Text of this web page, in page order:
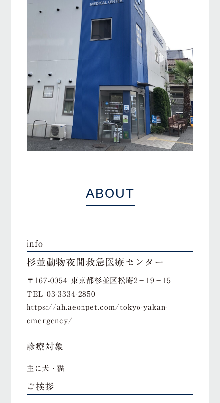
ABOUT
info
杉並動物夜間救急医療センター
〒167-0054 東京都杉並区松庵2－19－15
TEL03-3334-2850
https://ah.aeonpet.com/tokyo-yakan-
emergency/
診療対象
主に犬・猫
ご挨拶